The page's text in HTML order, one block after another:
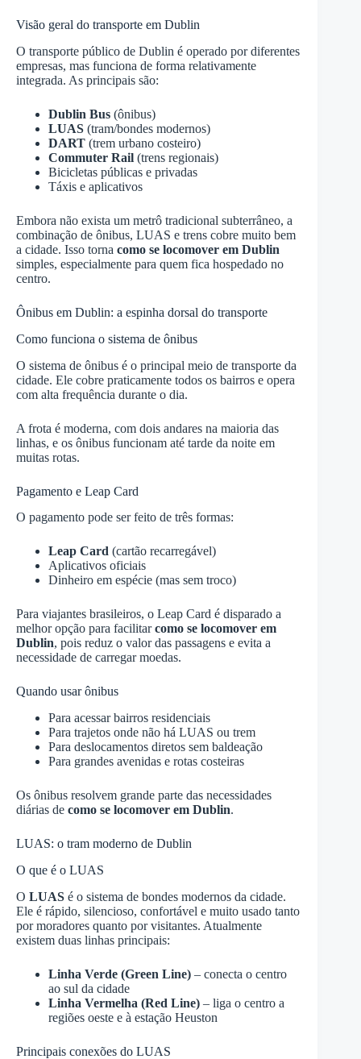
Visão geral do transporte em Dublin
O transporte público de Dublin é operado por diferentes
empresas, mas funciona de forma relativamente
integrada. As principais são:
Dublin Bus (ônibus)
LUAS (tram/bondes modernos)
DART (trem urbano costeiro)
Commuter Rail (trens regionais)
Bicicletas públicas e privadas
Táxis e aplicativos
Embora não exista um metrô tradicional subterrâneo, a
combinação de ônibus, LUAS e trens cobre muito bem
a cidade. Isso torna como se locomover em Dublin
simples, especialmente para quem fica hospedado no
centro.
Ônibus em Dublin: a espinha dorsal do transporte
Como funciona o sistema de ônibus
O sistema de ônibus é o principal meio de transporte da
cidade. Ele cobre praticamente todos os bairros e opera
com alta frequência durante o dia.
A frota é moderna, com dois andares na maioria das
linhas, e os ônibus funcionam até tarde da noite em
muitas rotas.
Pagamento e Leap Card
O pagamento pode ser feito de três formas:
Leap Card (cartão recarregável)
Aplicativos oficiais
Dinheiro em espécie (mas sem troco)
Para viajantes brasileiros, o Leap Card é disparado a
melhor opção para facilitarcomo se locomover em
Dublin, pois reduz o valor das passagens e evita a
necessidade de carregar moedas.
Quando usar ônibus
Para acessar bairros residenciais
Para trajetos onde não há LUAS ou trem
Para deslocamentos diretos sem baldeação
Para grandes avenidas e rotas costeiras
Os ônibus resolvem grande parte das necessidades
diárias de como se locomover em Dublin.
LUAS: o tram moderno de Dublin
O que é o LUAS
O LUAS é o sistema de bondes modernos da cidade.
Ele é rápido, silencioso, confortável e muito usado tanto
por moradores quanto por visitantes. Atualmente
existem duas linhas principais:
Linha Verde (Green Line) – conecta o centro
ao sul da cidade
Linha Vermelha (Red Line) – liga o centro a
regiões oeste e à estação Heuston
Principais conexões do LUAS